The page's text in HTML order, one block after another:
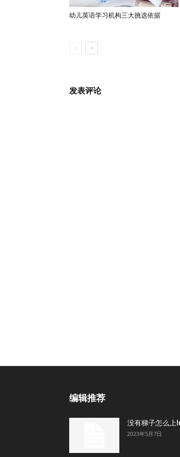
幼儿英语学习机构三大挑选依据
发表评论
编辑推荐
没有梯子怎么上
2023年5月7日